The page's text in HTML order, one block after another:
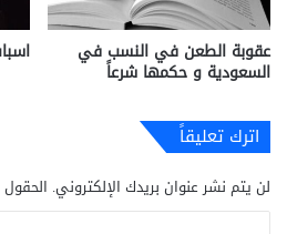
عقوبة الطعن في النسب في
السعودية و حكمها شرعاً
اترك تعليقاً
لن يتم نشر عنوان بريدك الإلكتروني. الحقول